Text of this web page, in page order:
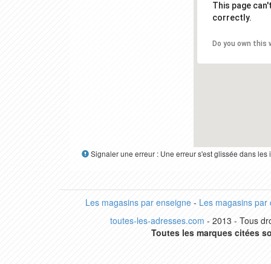
This page
correctly.
Do you own this
Signaler une erreur : Une erreur s'est glissée dans
Les magasins par enseigne- Les magasins par
toutes-les-adresses.com - 2013 - Tous
Toutes les marques citées